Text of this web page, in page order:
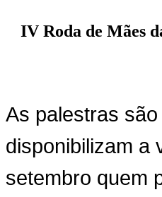
IV Roda de Mães
As palestras
disponibilizam a
setembro quem